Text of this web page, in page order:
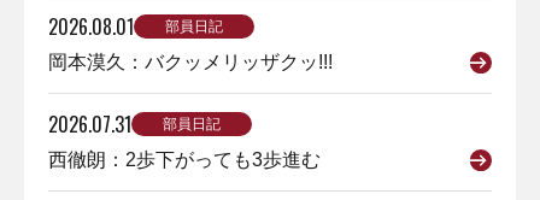
2026.08.01 部員日記
岡本漠久：バクッメリッザクッ!!!
2026.07.31 部員日記
西徹朗：2歩下がっても3歩進む